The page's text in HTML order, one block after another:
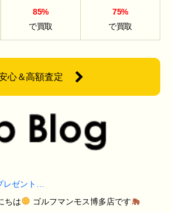
85%
で買取
75%
で買取
心＆高額査定
レゼント…
ちは
ゴルフマンモス博多店です